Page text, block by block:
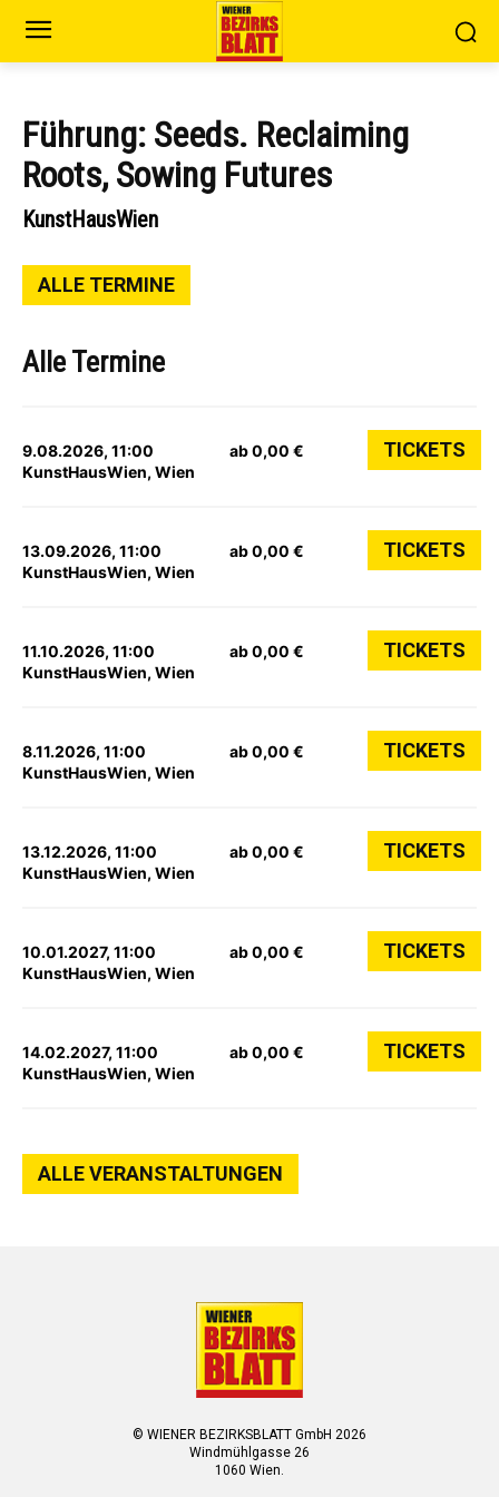
Führung: Seeds. Reclaiming
Roots, Sowing Futures
KunstHausWien
ALLE TERMINE
Alle Termine
9.08.2026, 11:00
KunstHausWien, Wien
ab 0,00 € TICKETS
13.09.2026, 11:00
KunstHausWien, Wien
ab 0,00 € TICKETS
11.10.2026, 11:00
KunstHausWien, Wien
ab 0,00 € TICKETS
8.11.2026, 11:00
KunstHausWien, Wien
ab 0,00 € TICKETS
13.12.2026, 11:00
KunstHausWien, Wien
ab 0,00 € TICKETS
10.01.2027, 11:00
KunstHausWien, Wien
ab 0,00 € TICKETS
14.02.2027, 11:00
KunstHausWien, Wien
ab 0,00 € TICKETS
ALLE VERANSTALTUNGEN
© WIENER BEZIRKSBLATT GmbH 2026
Windmühlgasse 26
1060 Wien.